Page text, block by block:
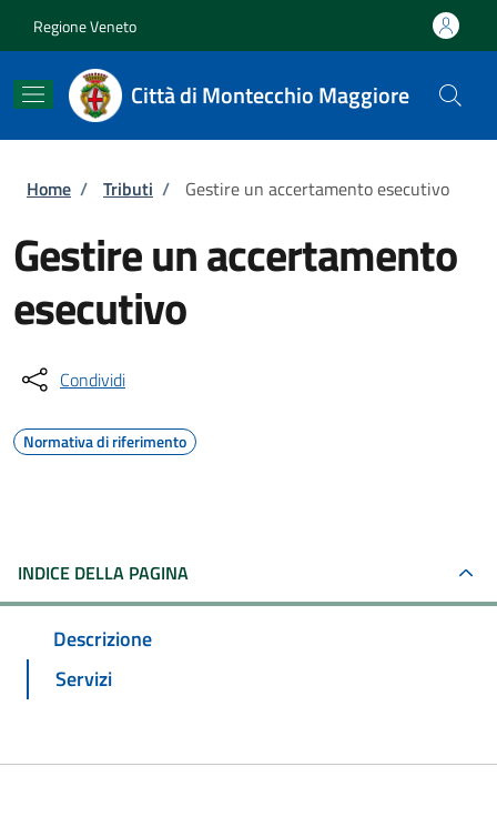
Regione Veneto
Città di Montecchio Maggiore
Briciole di pane
Home / Tributi / Gestire un accertamento esecutivo
Gestire un accertamento
esecutivo
Condividi
Normativa di riferimento
INDICE DELLA PAGINA
Descrizione
Servizi